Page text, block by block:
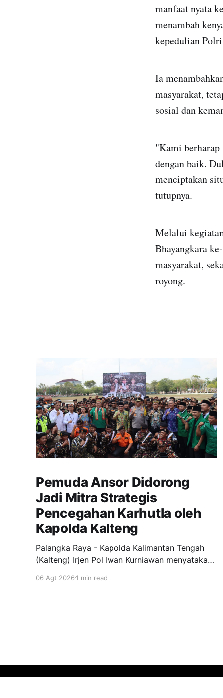
manfaat nyata
menambah
kepedulian
Ia
masyarakat,
sosial dan
"Kami berharap
dengan baik.
menciptakan
tutupnya.
Melalui
Bhayangkara
masyarakat,
royong.
Pemuda Ansor Didorong
Jadi Mitra Strategis
Pencegahan Karhutla oleh
Kapolda Kalteng
Palangka Raya - Kapolda Kalimantan Tengah
(Kalteng) Irjen Pol Iwan Kurniawan menyatakan
Ansor menjadi garda terdepan dalam upaya
06 Agt 2026 1 min read